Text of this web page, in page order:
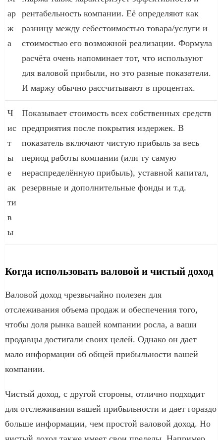
ар
ж
а
рентабельность компании. Её определяют как
разницу между себестоимостью товара/услуги и
стоимостью его возможной реализации. Формула
расчёта очень напоминает тот, что используют
для валовой прибыли, но это разные показатели.
И маржу обычно рассчитывают в процентах.
Ч
ис
т
ы
е
ак
ти
в
ы
Показывает стоимость всех собственных средств
предприятия после покрытия издержек. В
показатель включают чистую прибыль за весь
период работы компании (или ту самую
нераспределённую прибыль), уставной капитал,
резервные и дополнительные фонды и т.д.
Когда использовать валовой и чистый доход
Валовой доход чрезвычайно полезен для
отслеживания объема продаж и обеспечения того,
чтобы доля рынка вашей компании росла, а ваши
продавцы достигали своих целей. Однако он дает
мало информации об общей прибыльности вашей
компании.
Чистый доход, с другой стороны, отлично подходит
для отслеживания вашей прибыльности и дает гораздо
больше информации, чем простой валовой доход. Но